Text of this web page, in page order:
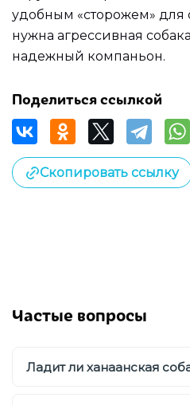
удобным «сторожем» для
нужна агрессивная
надежный компаньон.
Поделиться ссылкой
Скопировать ссылку
Частые вопросы
Ладит ли ханаанская